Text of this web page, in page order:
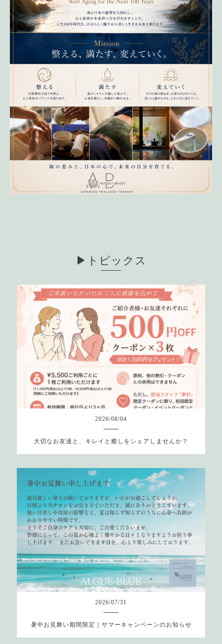
▶︎トピックス
2026/08/04
大切なお友達と、キレイと癒しをシェアしませんか？
2026/07/31
暑中お見舞い期間限定｜サマーキャンペーンのお知らせ